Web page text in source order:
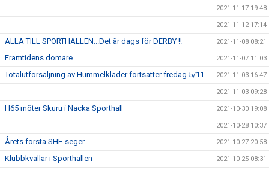
2021-11-17 19:48
2021-11-12 17:14
ALLA TILL SPORTHALLEN...Det är dags för DERBY !! 2021-11-08 08:21
Framtidens domare 2021-11-07 11:03
Totalutförsäljning av Hummelkläder fortsätter fredag 5/11 2021-11-03 16:47
2021-11-03 09:28
H65 möter Skuru i Nacka Sporthall 2021-10-30 19:08
2021-10-28 10:37
Årets första SHE-seger 2021-10-27 20:58
Klubbkvällar i Sporthallen 2021-10-25 08:31